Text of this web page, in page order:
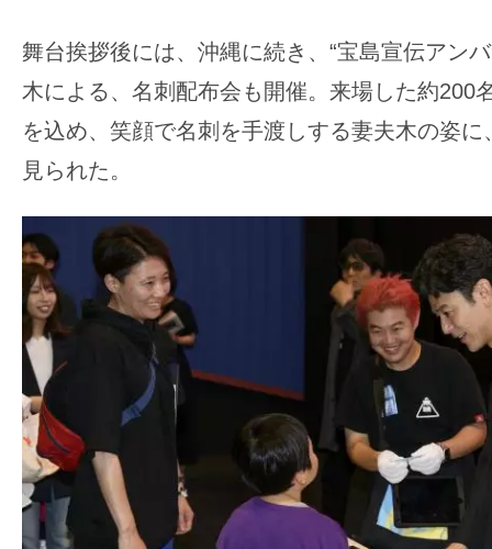
舞台挨拶後には、沖縄に続き、“宝島宣伝アン
木による、名刺配布会も開催。来場した約200
を込め、笑顔で名刺を手渡しする妻夫木の姿
見られた。